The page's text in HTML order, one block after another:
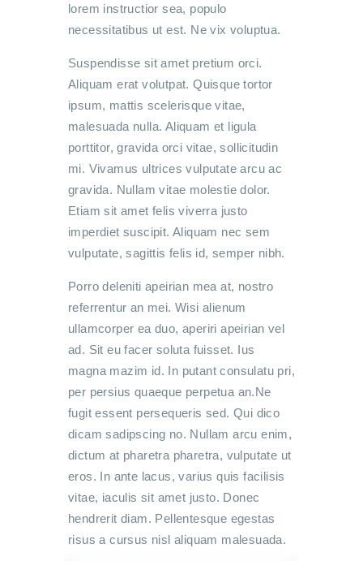
lorem instructior sea, populo
necessitatibus ut est. Ne vix voluptua.
Suspendisse sit amet pretium orci.
Aliquam erat volutpat. Quisque tortor
ipsum, mattis scelerisque vitae,
malesuada nulla. Aliquam et ligula
porttitor, gravida orci vitae, sollicitudin
mi. Vivamus ultrices vulputate arcu ac
gravida. Nullam vitae molestie dolor.
Etiam sit amet felis viverra justo
imperdiet suscipit. Aliquam nec sem
vulputate, sagittis felis id, semper nibh.
Porro deleniti apeirian mea at, nostro
referrentur an mei. Wisi alienum
ullamcorper ea duo, aperiri apeirian vel
ad. Sit eu facer soluta fuisset. Ius
magna mazim id. In putant consulatu pri,
per persius quaeque perpetua an.Ne
fugit essent persequeris sed. Qui dico
dicam sadipscing no. Nullam arcu enim,
dictum at pharetra pharetra, vulputate ut
eros. In ante lacus, varius quis facilisis
vitae, iaculis sit amet justo. Donec
hendrerit diam. Pellentesque egestas
risus a cursus nisl aliquam malesuada.